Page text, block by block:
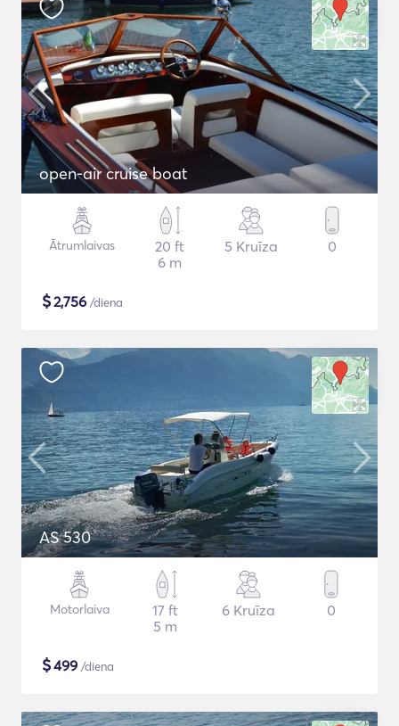
open-air cruise boat
Ātrumlaivas
20 ft
6 m
5 Kruīza 0
$2,756 /diena
AS 530
Motorlaiva
17 ft
5 m
6 Kruīza 0
$499 /diena